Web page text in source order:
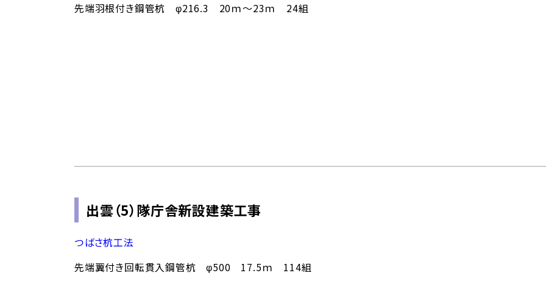
先端羽根付き鋼管杭 φ216.3 20ｍ～23ｍ 24組
出雲（5）隊庁舎新設建築工事
つばさ杭工法
先端翼付き回転貫入鋼管杭 φ500 17.5ｍ 114組